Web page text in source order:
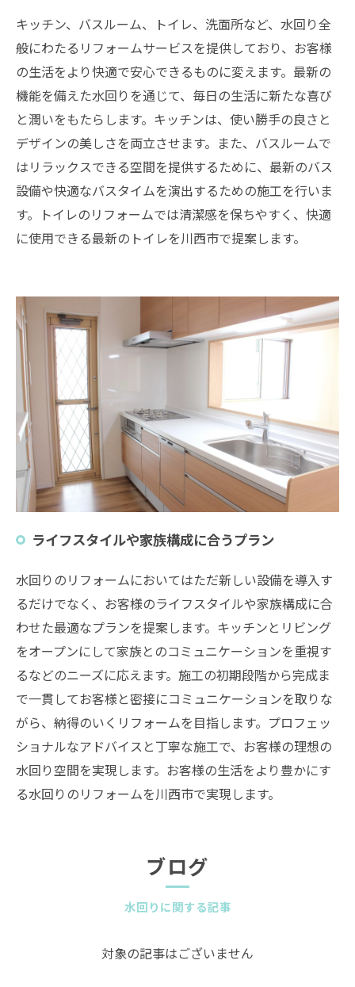
キッチン、バスルーム、トイレ、洗面所など、水回り全
般にわたるリフォームサービスを提供しており、お客様
の生活をより快適で安心できるものに変えます。最新の
機能を備えた水回りを通じて、毎日の生活に新たな喜び
と潤いをもたらします。キッチンは、使い勝手の良さと
デザインの美しさを両立させます。また、バスルームで
はリラックスできる空間を提供するために、最新のバス
設備や快適なバスタイムを演出するための施工を行いま
す。トイレのリフォームでは清潔感を保ちやすく、快適
に使用できる最新のトイレを川西市で提案します。
ライフスタイルや家族構成に合うプラン
水回りのリフォームにおいてはただ新しい設備を導入す
るだけでなく、お客様のライフスタイルや家族構成に合
わせた最適なプランを提案します。キッチンとリビング
をオープンにして家族とのコミュニケーションを重視す
るなどのニーズに応えます。施工の初期段階から完成ま
で一貫してお客様と密接にコミュニケーションを取りな
がら、納得のいくリフォームを目指します。プロフェッ
ショナルなアドバイスと丁寧な施工で、お客様の理想の
水回り空間を実現します。お客様の生活をより豊かにす
る水回りのリフォームを川西市で実現します。
ブログ
水回りに関する記事
対象の記事はございません